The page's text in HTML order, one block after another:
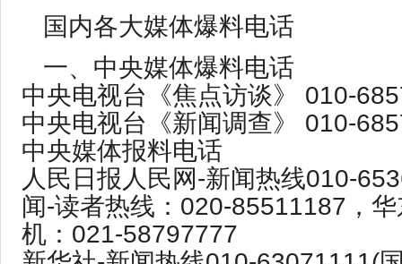
国内各大媒体爆料电话
一、中央媒体爆料电话
中央电视台《焦点访谈》 010-
中央电视台《新闻调查》 010-
中央媒体报料电话
人民日报人民网-新闻热线010-
闻-读者热线：020-85511187，
机：021-58797777